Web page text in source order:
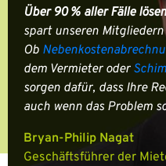
Über 90 % aller Fälle
spart unseren
Ob
dem Vermieter oder
sorgen dafür, dass Ihre
auch wenn das Problem
Bryan-Philip Nagat
Geschäftsführer der